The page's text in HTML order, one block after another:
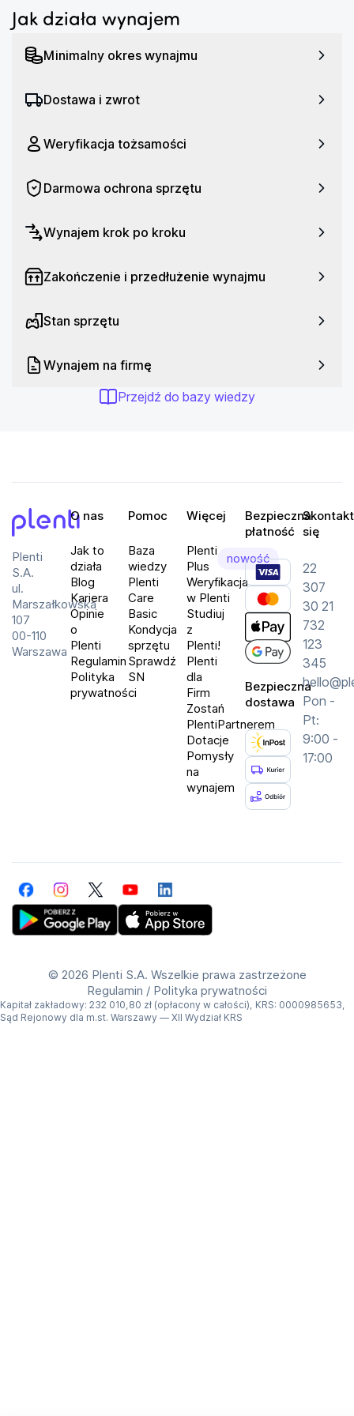
Specyfikacja:
-Moc [W]: 1450
Americano, Cappuccino, Espresso, Gorąca woda,
Macchiato, Ristretto, Spienione mleko
-Pojemność zbiornika na kawę [g]: 200
Jak działa wynajem
Minimalny okres wynajmu
Dostawa i zwrot
Weryfikacja tożsamości
Darmowa ochrona sprzętu
Wynajem krok po kroku
Zakończenie i przedłużenie wynajmu
Stan sprzętu
Wynajem na firmę
Przejdź do bazy wiedzy
Plenti
S.A.
ul.
Marszałkowska
107
00-110
Warszawa
O nas
Jak to
działa
Blog
Kariera
Opinie
o
Plenti
Regulamin
Polityka
prywatności
Pomoc
Baza
wiedzy
Plenti
Care
Basic
Kondycja
sprzętu
Sprawdź
SN
Więcej
Plenti
Plus
nowość
Weryfikacja
w Plenti
Studiuj
z
Plenti!
Plenti
dla
Firm
Zostań
PlentiPartnerem
Dotacje
Pomysły
na
wynajem
Bezpieczna
płatność
Bezpieczna
dostawa
się
22
307
30 21
732
123
345
Pon -
Pt:
9:00 -
17:00
FacebookInstagramTwitterYouTubeLinkedIn
© 2026 Plenti S.A. Wszelkie prawa zastrzeżone
Regulamin / Polityka prywatności
Kapitał zakładowy: 232 010,80 zł (opłacony w całości), KRS: 0000985653,
Sąd Rejonowy dla m.st. Warszawy — XII Wydział KRS